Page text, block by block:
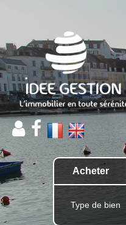
Acheter
Type de bien